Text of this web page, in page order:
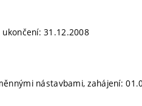
31.12.2008
nástavbami, zahájení: